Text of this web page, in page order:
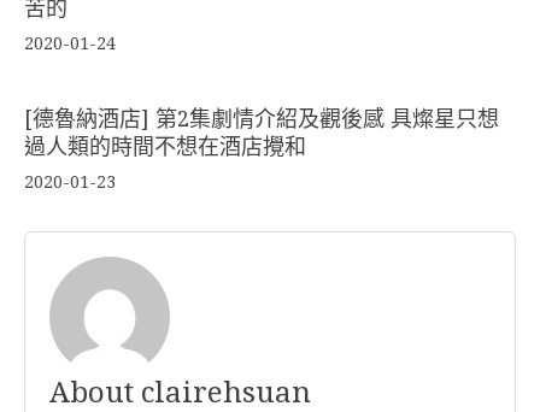
苦的
2020-01-24
[德魯納酒店] 第2集劇情介紹及觀後感 具燦星只想
過人類的時間不想在酒店攪和
2020-01-23
About clairehsuan